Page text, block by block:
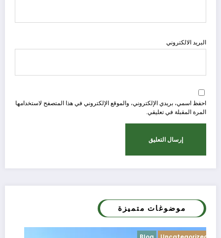
البريد الالكتروني
احفظ اسمي، بريدي الإلكتروني، والموقع الإلكتروني في هذا المتصفح لاستخدامها
المرة المقبلة في تعليقي.
موضوغات متميزة